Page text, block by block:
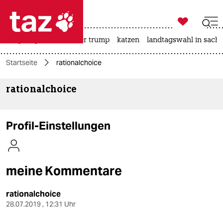
 taz zahl ich
taz zahl ich
themen
kultur
sport

taz zahl ich
usa unter trump katzen landtagswahl in
Startseite rationalchoice
rationalchoice
Profil-Einstellungen
meine Kommentare
rationalchoice
28.07.2019 , 12:31 Uhr